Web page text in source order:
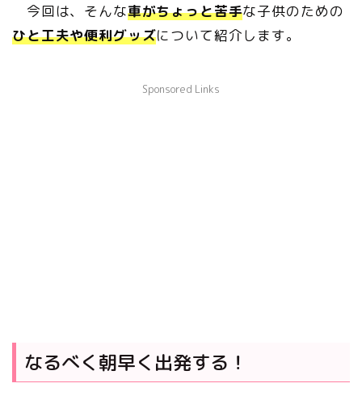
今回は、そんな車がちょっと苦手な子供のための
ひと工夫や便利グッズについて紹介します。
Sponsored Links
なるべく朝早く出発する！